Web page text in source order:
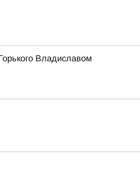
Владиславом